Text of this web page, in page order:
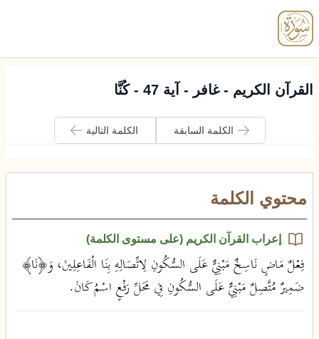
القرآن الكريم - غافر - آية 47 - كُنَّا
الكلمة السابقة الكلمة التالية
محتوي الكلمة
إعراب القرآن الكريم (على مستوى الكلمة)
فِعْلٌ مَاضٍ نَاسِخٌ مَبْنِيٌّ عَلَى السُّكُونِ لِاتِّصَالِهِ بِنَا الْفَاعِلِينَ، وَ﴿نَا﴾
ضَمِيرٌ مُتَّصِلٌ مَبْنِيٌّ عَلَى السُّكُونِ فِي مَحَلِّ رَفْعٍ اسْمُ كَانَ.